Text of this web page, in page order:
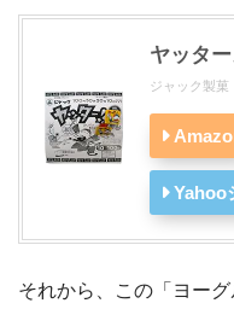
ヤッタ
ジャック製菓
Yahoo
それから、この「ヨー